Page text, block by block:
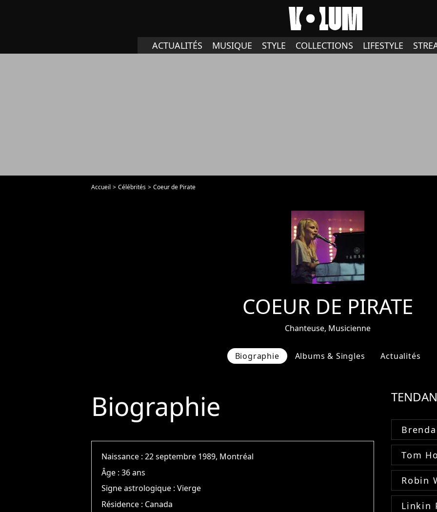
ACTUALITÉS MUSIQUE STYLE COLLECTIONS LIFESTYLE
Accueil Célébrités Coeur de Pirate
COEUR DE PIRATE
Chanteuse, Musicienne
Biographie Albums & Singles Actualités
Biographie
Naissance :22 septembre 1989, Montréal
Âge :36 ans
Signe astrologique :Vierge
Résidence : Canada
Tom
Robin
Linkin